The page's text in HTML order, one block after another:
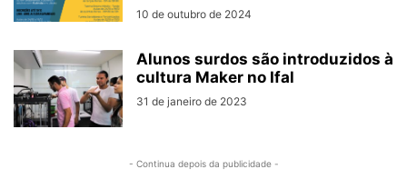
10 de outubro de 2024
Alunos surdos são introduzidos à
cultura Maker no Ifal
31 de janeiro de 2023
- Continua depois da publicidade -